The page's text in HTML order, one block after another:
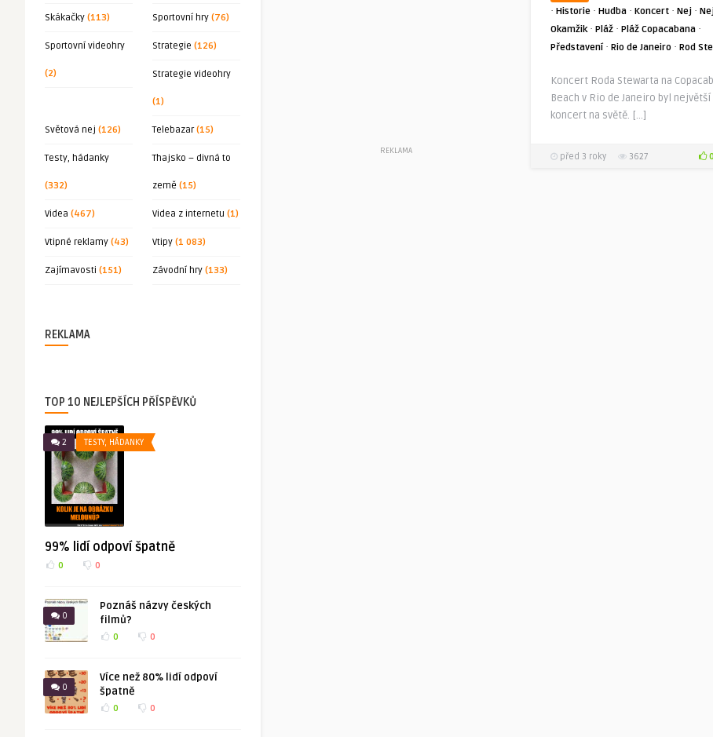
Skákačky (113) Sportovní hry (76)
Sportovní videohry
(2)
Strategie (126)
Strategie videohry
(1)
Světová nej (126) Telebazar(15)
Testy, hádanky
(332)
Thajsko – divná to
země (15)
Videa (467) Videa z internetu (1)
Vtipné reklamy (43) Vtipy (1 083)
Zajímavosti (151) Závodní hry (133)
REKLAMA
TOP 10 NEJLEPŠÍCH PŘÍSPĚVKŮ
2 TESTY, HÁDANKY
99% lidí odpoví špatně
0 0
0
Poznáš názvy českých
filmů?
0 0
0
Více než 80% lidí odpoví
špatně
0 0
REKLAMA
· Historie · Hudba · Koncert · Nej ·
Okamžik· Pláž · Pláž Copacabana ·
Představení· Rio de Janeiro · Rod
Koncert Roda Stewarta na
Beach v Rio de Janeiro byl největší
koncert na světě. […]
před 3 roky 3627 0